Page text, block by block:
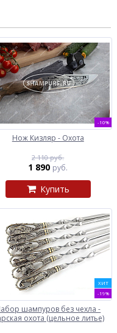
-10%
Нож Кизляр - Охота
2 110 руб.
1 890 руб.
Купить
ХИТ
-19%
шампуров без чехла -
охота (цельное литье)